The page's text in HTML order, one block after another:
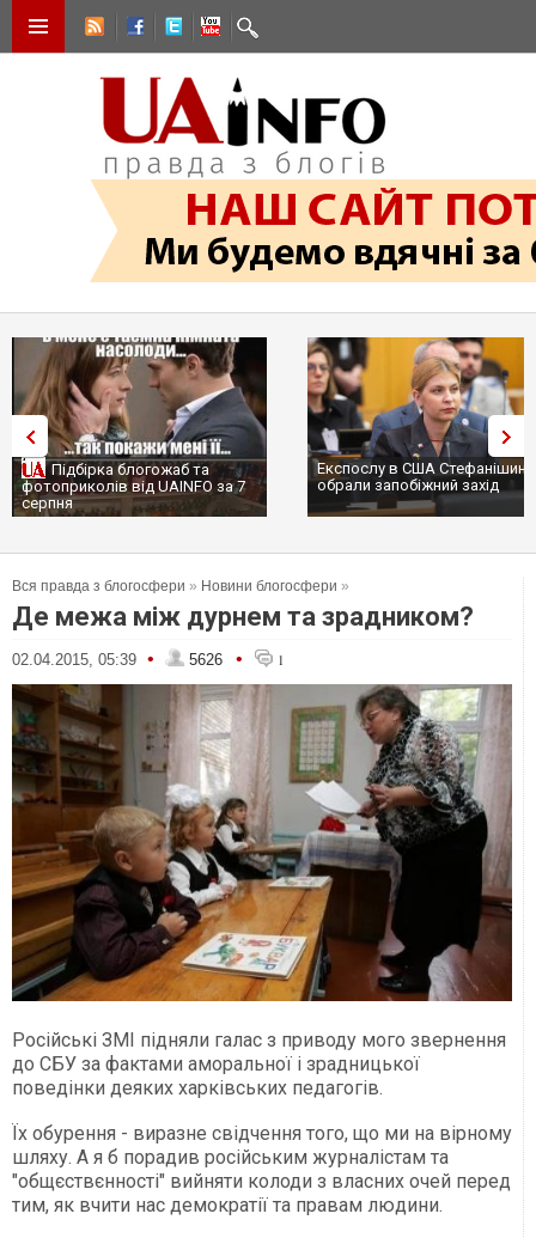
Підбірка блогожаб та
фотоприколів від UAINFO за 7
серпня
Експослу в США
обрали запобіжний захід
Вся правда з блогосфери » Новини блогосфери »
Де межа між дурнем та зрадником?
02.04.2015, 05:39 • 5626 • 1
Російські ЗМІ підняли галас з приводу мого звернення
до СБУ за фактами аморальної і зрадницької
поведінки деяких харківських педагогів.
Їх обурення - виразне свідчення того, що ми на вірному
шляху. А я б порадив російським журналістам та
"общєствєнності" вийняти колоди з власних очей перед
тим, як вчити нас демократії та правам людини.